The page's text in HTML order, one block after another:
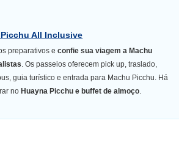
All Inclusive
preparativos e confie sua viagem a Machu
. Os passeios oferecem pick up, traslado,
guia turístico e entrada para Machu Picchu. Há
noHuayna Picchu e buffet de almoço